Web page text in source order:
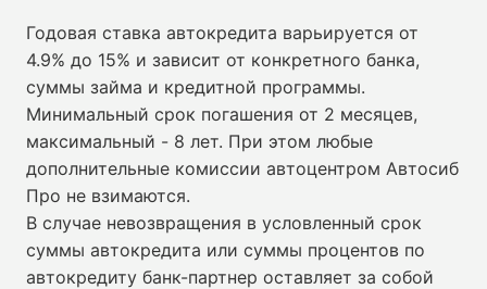
Годовая ставка автокредита варьируется от
4.9% до 15% и зависит от конкретного банка,
суммы займа и кредитной программы.
Минимальный срок погашения от 2 месяцев,
максимальный - 8 лет. При этом любые
дополнительные комиссии автоцентром Автосиб
Про не взимаются.
В случае невозвращения в условленный срок
суммы автокредита или суммы процентов по
автокредиту банк-партнер оставляет за собой